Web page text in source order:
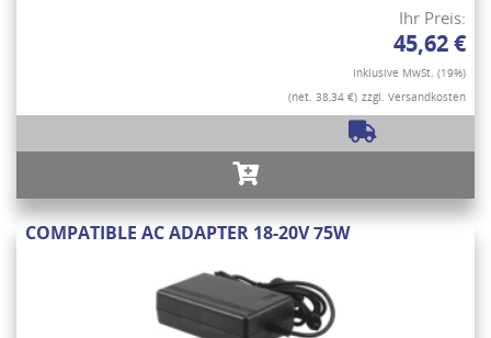
Ihr Preis:
45,62 €
Inklusive MwSt. (19%)
(net. 38,34 €) zzgl. Versandkosten
COMPATIBLE AC ADAPTER 18-20V 75W